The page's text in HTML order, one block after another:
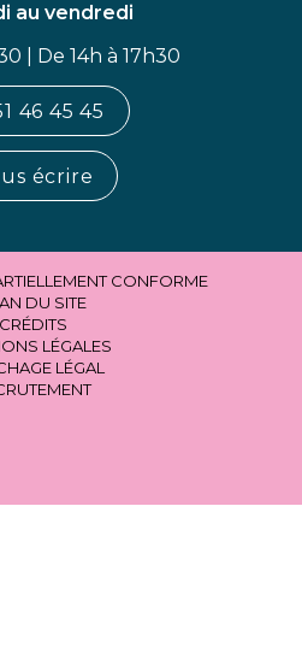
au vendredi
| De 14h à 17h30
46 45 45
écrire
CONFORME
DU SITE
CRÉDITS
LÉGALES
LÉGAL